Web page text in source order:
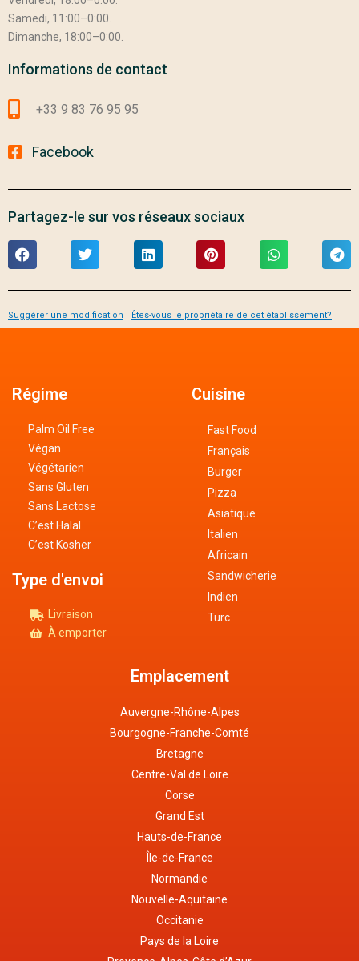
Samedi, 11:00–0:00.
Dimanche, 18:00–0:00.
Informations de contact
+33 9 83 76 95 95
Facebook
Partagez-le sur vos réseaux sociaux
Suggérer une modification Êtes-vous le propriétaire de cet établissement?
Emplacement
Auvergne-Rhône-Alpes
Bourgogne-Franche-Comté
Bretagne
Centre-Val de Loire
Corse
Grand Est
Hauts-de-France
Île-de-France
Normandie
Nouvelle-Aquitaine
Occitanie
Pays de la Loire
Cuisine
Fast Food
Français
Burger
Pizza
Asiatique
Italien
Africain
Sandwicherie
Indien
Turc
Régime
Palm Oil Free
Végan
Végétarien
Sans Gluten
Sans Lactose
C’est Halal
C’est Kosher
Type d'envoi
Livraison
À emporter